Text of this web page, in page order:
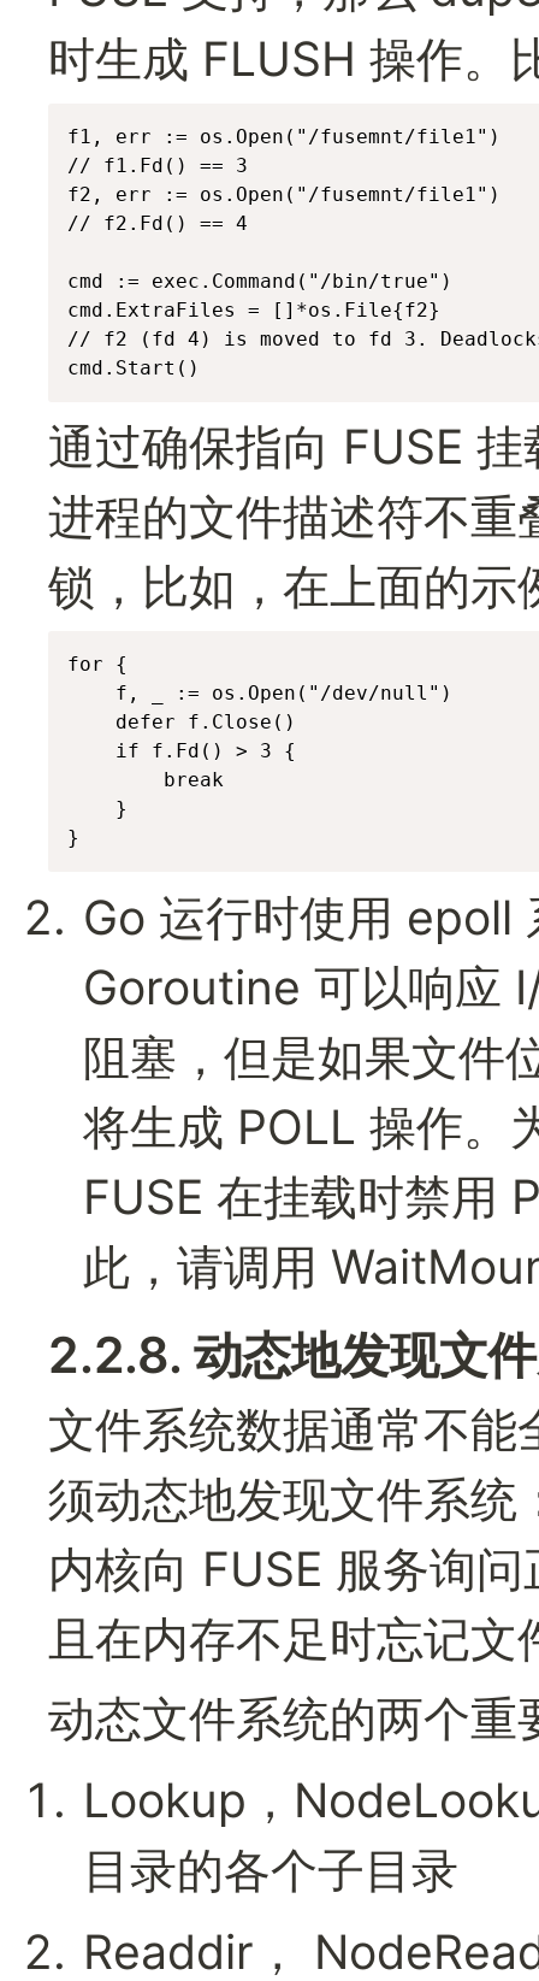
时生成 FLUSH 操作。
f1, err := os.Open("/fusemnt/file1")
// f1.Fd() == 3
f2, err := os.Open("/fusemnt/file1")
// f2.Fd() == 4
cmd := exec.Command("/bin/true")
cmd.ExtraFiles = []*os.File{f2}
// f2 (fd 4) is moved to fd 3. Deadlocks
cmd.Start()
通过确保指向 FUSE
进程的文件描述符不
锁，比如，在上面的
for {
}
Go 运行时使用 epoll
Goroutine 可以响应
阻塞，但是如果文件
将生成 POLL 操作。
FUSE 在挂载时禁用
此，请调用
2.2.8. 动态地发现文
文件系统数据通常不
须动态地发现文件系
内核向 FUSE 服务询
且在内存不足时忘记文
动态文件系统的两个重
Lookup，
目录的各个子目录
Readdir，